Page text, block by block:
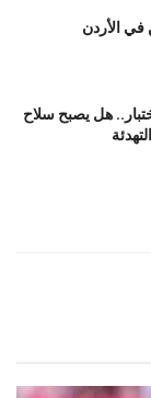
في الأردن
هل يصبح سلاح